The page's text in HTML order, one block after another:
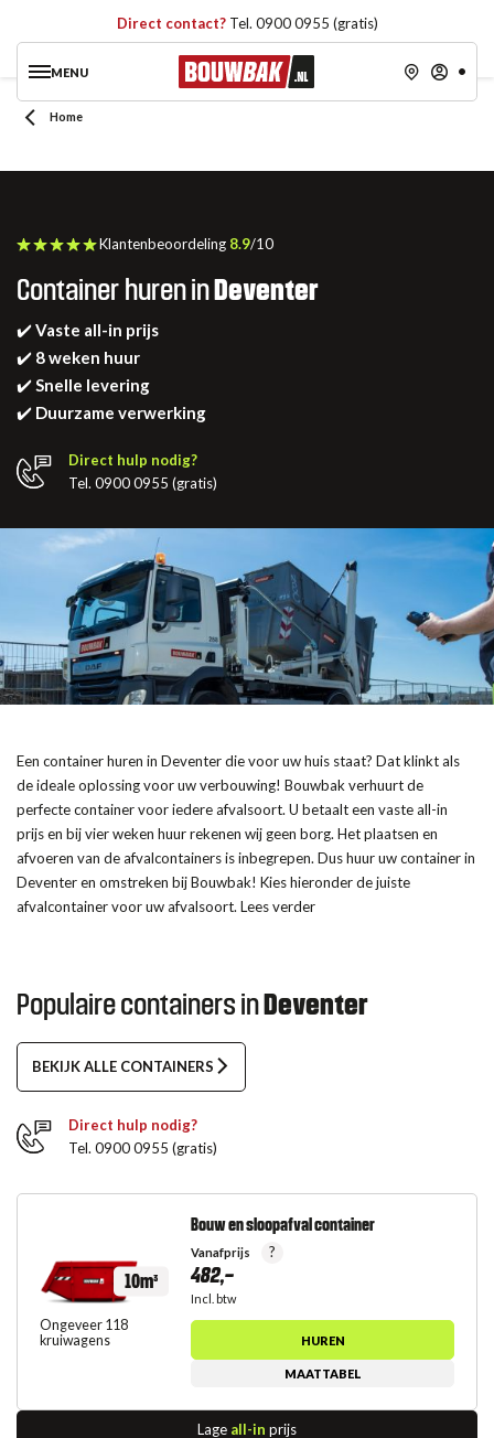
Direct contact? Tel. 0900 0955 (gratis)
MENU
Home
Klantenbeoordeling 8.9/10
Container huren in Deventer
Direct hulp nodig?
Tel. 0900 0955 (gratis)
✔️Vaste all-in prijs
✔️ 8 weken huur
✔️Snelle levering
✔️ Duurzame verwerking
Een container huren in Deventer die voor uw huis staat? Dat klinkt als
de ideale oplossing voor uw verbouwing! Bouwbak verhuurt de
perfecte container voor iedere afvalsoort. U betaalt een vaste all-in
prijs en bij vier weken huur rekenen wij geen borg. Het plaatsen en
afvoeren van de afvalcontainers is inbegrepen. Dus huur uw container in
Deventer en omstreken bij Bouwbak! Kies hieronder de juiste
afvalcontainer voor uw afvalsoort. Lees verder
Populaire containers in Deventer
BEKIJK ALLE CONTAINERS
Direct hulp nodig?
Tel. 0900 0955 (gratis)
10m³
Ongeveer 118
kruiwagens
Bouw en sloopafval container
Vanafprijs ?
482,-
Incl. btw
HUREN
MAATTABEL
Lage all-in prijs